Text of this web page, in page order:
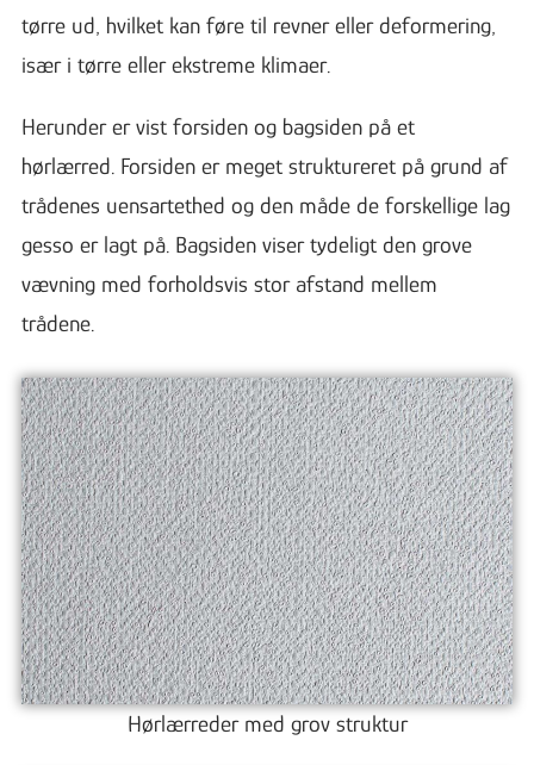
tørre ud, hvilket kan føre til revner eller deformering,
især i tørre eller ekstreme klimaer.
Herunder er vist forsiden og bagsiden på et
hørlærred. Forsiden er meget struktureret på grund af
trådenes uensartethed og den måde de forskellige lag
gesso er lagt på. Bagsiden viser tydeligt den grove
vævning med forholdsvis stor afstand mellem
trådene.
Hørlærreder med grov struktur